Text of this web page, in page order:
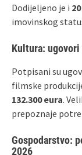
Dodijeljeno je i
imovinskog
Kultura:
Potpisani su
filmske
132.300 eura.
prepoznaje
Gospodarstvo:
2026